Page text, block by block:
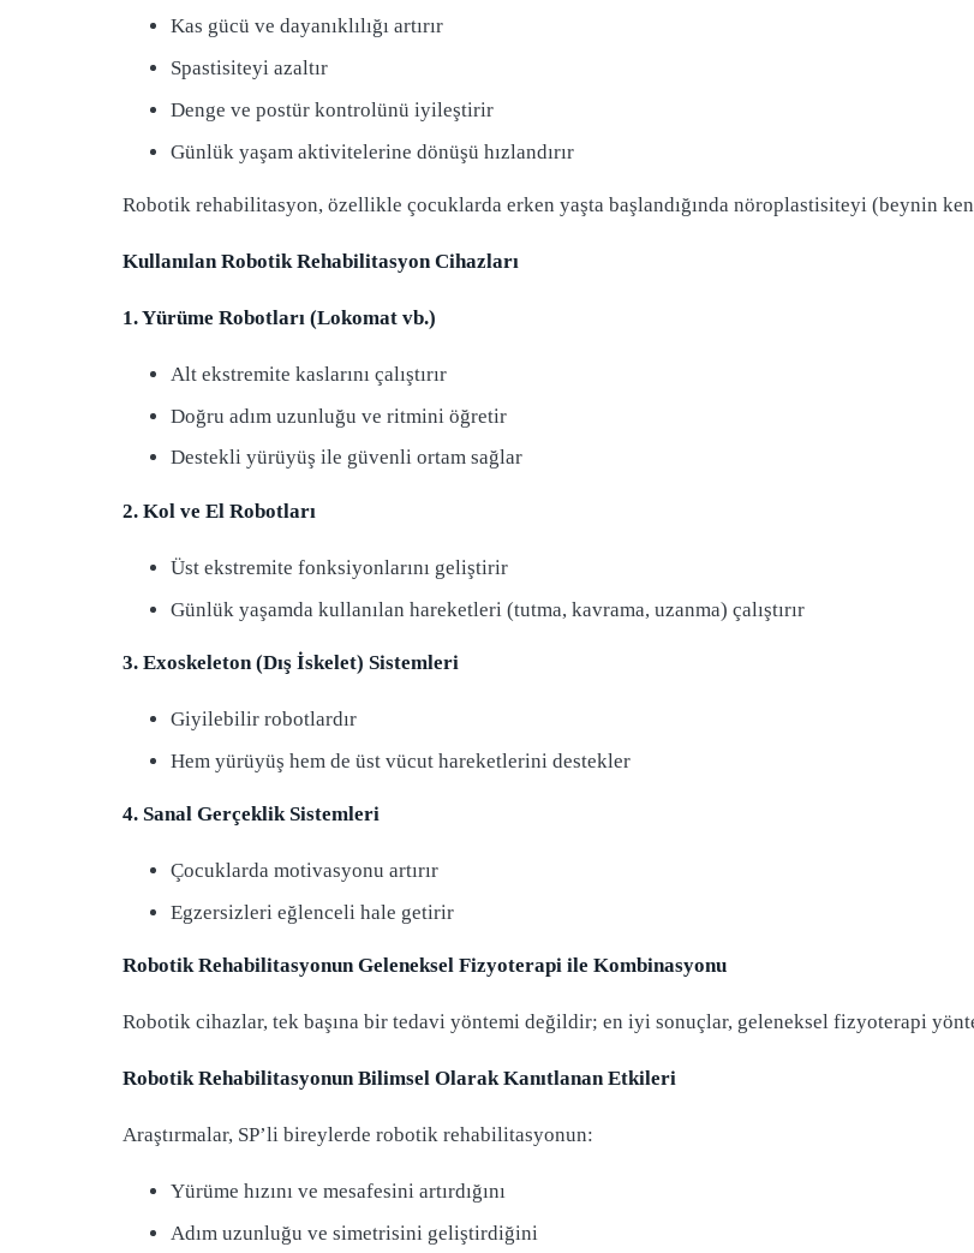
Kas gücü ve dayanıklılığı artırır
Spastisiteyi azaltır
Denge ve postür kontrolünü iyileştirir
Günlük yaşam aktivitelerine dönüşü hızlandırır
Robotik rehabilitasyon, özellikle çocuklarda erken yaşta başlandığında nöroplastisiteyi (beynin
Kullanılan Robotik Rehabilitasyon Cihazları
1. Yürüme Robotları (Lokomat vb.)
Alt ekstremite kaslarını çalıştırır
Doğru adım uzunluğu ve ritmini öğretir
Destekli yürüyüş ile güvenli ortam sağlar
2. Kol ve El Robotları
Üst ekstremite fonksiyonlarını geliştirir
Günlük yaşamda kullanılan hareketleri (tutma, kavrama, uzanma) çalıştırır
3. Exoskeleton (Dış İskelet) Sistemleri
Giyilebilir robotlardır
Hem yürüyüş hem de üst vücut hareketlerini destekler
4. Sanal Gerçeklik Sistemleri
Çocuklarda motivasyonu artırır
Egzersizleri eğlenceli hale getirir
Robotik Rehabilitasyonun Geleneksel Fizyoterapi ile Kombinasyonu
Robotik cihazlar, tek başına bir tedavi yöntemi değildir; en iyi sonuçlar, geleneksel fizyoterapi
Robotik Rehabilitasyonun Bilimsel Olarak Kanıtlanan Etkileri
Araştırmalar, SP’li bireylerde robotik rehabilitasyonun:
Yürüme hızını ve mesafesini artırdığını
Adım uzunluğu ve simetrisini geliştirdiğini